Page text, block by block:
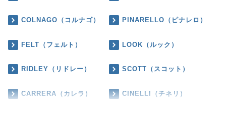
COLNAGO（コルナゴ） PINARELLO（ピナレロ）
FELT（フェルト） LOOK（ルック）
RIDLEY（リドレー） SCOTT（スコット）
CARRERA（カレラ） CINELLI（チネリ）